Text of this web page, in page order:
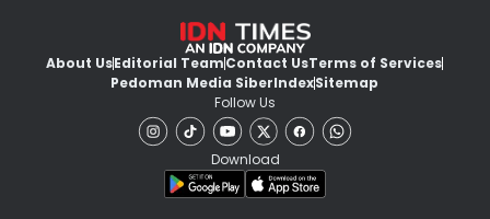
About UsEditorial TeamContact UsTerms of Services
Pedoman Media SiberIndexSitemap
Follow Us
Download